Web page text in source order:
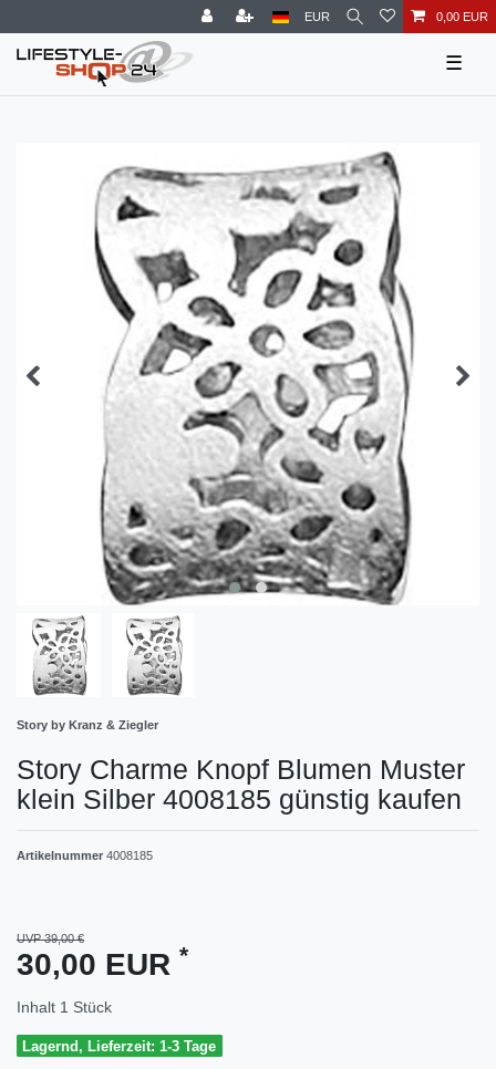
EUR 0,00 EUR
☰
Story by Kranz & Ziegler
Story Charme Knopf Blumen Muster
klein Silber 4008185 günstig kaufen
Artikelnummer 4008185
UVP 39,00 €
30,00 EUR *
Inhalt 1 Stück
Lagernd, Lieferzeit: 1-3 Tage